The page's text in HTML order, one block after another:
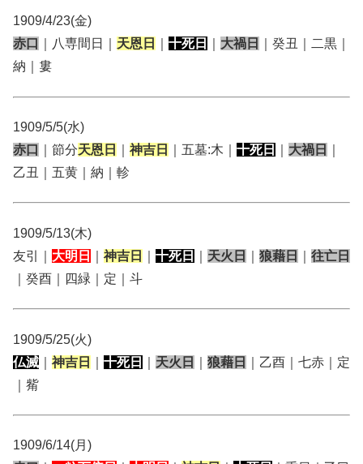
1909/4/23(金)
赤口
｜八専間日｜ 天恩日 十死日 大禍日
｜癸丑｜二黒｜
納｜婁
1909/5/5(水)
赤口
｜節分天恩日 神吉日 ｜五墓:木｜ 十死日 大禍日
乙丑｜五黄｜納｜軫
1909/5/13(木)
友引｜ 大明日 神吉日 十死日 天火日 狼藉日
往亡日
｜癸酉｜四緑｜定｜斗
1909/5/25(火)
仏滅
神吉日 十死日 天火日 狼藉日
｜乙酉｜七赤｜定
｜觜
1909/6/14(月)